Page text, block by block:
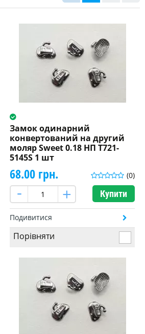
Замок одинарний
конвертований на другий
моляр Sweet 0.18 НП T721-
5145S 1 шт
(0)
68.00 грн.
Купити
Подивитися
Порівняти